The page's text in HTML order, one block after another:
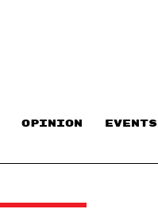
OPINION EVENTS